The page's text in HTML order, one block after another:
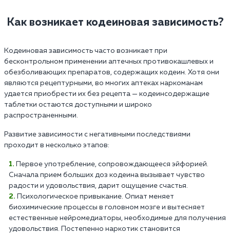
Как возникает кодеиновая зависимость?
Кодеиновая зависимость часто возникает при
бесконтрольном применении аптечных противокашлевых и
обезболивающих препаратов, содержащих кодеин. Хотя они
являются рецептурными, во многих аптеках наркоманам
удается приобрести их без рецепта — кодеинсодержащие
таблетки остаются доступными и широко
распространенными.
Развитие зависимости с негативными последствиями
проходит в несколько этапов:
Первое употребление, сопровождающееся эйфорией.
Сначала прием больших доз кодеина вызывает чувство
радости и удовольствия, дарит ощущение счастья.
Психологическое привыкание. Опиат меняет
биохимические процессы в головном мозге и вытесняет
естественные нейромедиаторы, необходимые для получения
удовольствия. Постепенно наркотик становится